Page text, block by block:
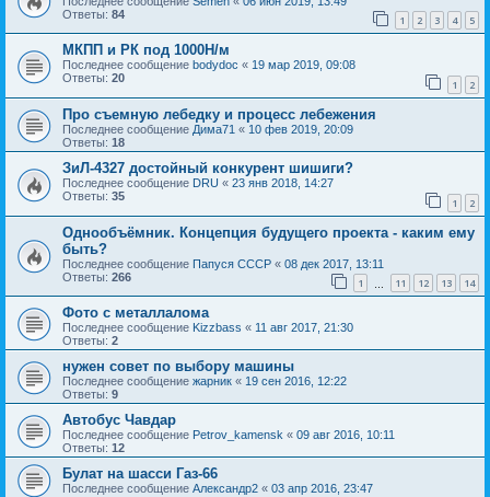
Ответы: 84 1 2 3 4 5
МКПП и РК под 1000Н/м
Последнее сообщение bodydoc « 19 мар 2019, 09:08
Ответы: 20 1 2
Про съемную лебедку и процесс лебежения
Последнее сообщение Дима71 « 10 фев 2019, 20:09
Ответы: 18
ЗиЛ-4327 достойный конкурент шишиги?
Последнее сообщение DRU « 23 янв 2018, 14:27
Ответы: 35 1 2
Однообъёмник. Концепция будущего проекта - каким ему
быть?
Последнее сообщение Папуся СССР « 08 дек 2017, 13:11
Ответы: 266 1 11 12 13 14
Фото с металлалома
Последнее сообщение Kizzbass « 11 авг 2017, 21:30
Ответы: 2
нужен совет по выбору машины
Последнее сообщение жарник « 19 сен 2016, 12:22
Ответы: 9
Автобус Чавдар
Последнее сообщение Petrov_kamensk « 09 авг 2016, 10:11
Ответы: 12
Булат на шасси Газ-66
Последнее сообщение Александр2 « 03 апр 2016, 23:47